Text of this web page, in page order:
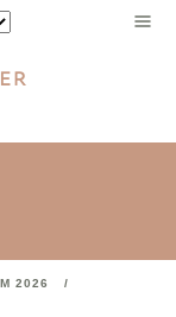
2026